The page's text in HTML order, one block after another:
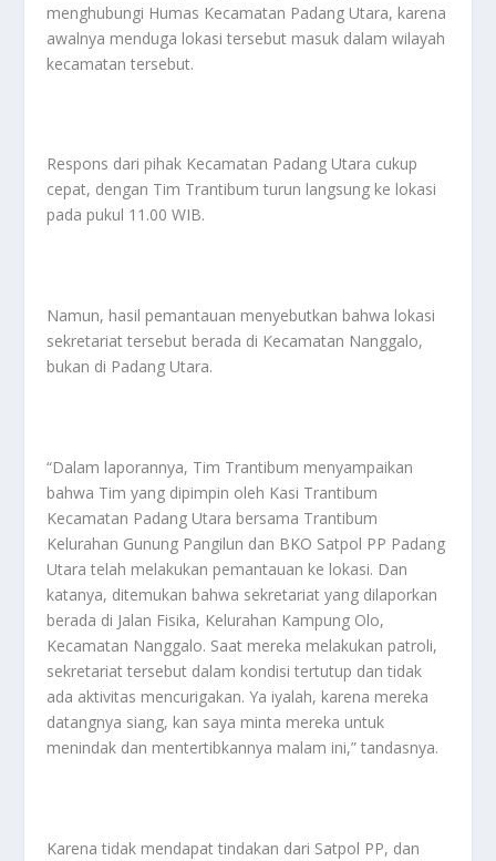
menghubungi Humas Kecamatan Padang Utara, karena
awalnya menduga lokasi tersebut masuk dalam wilayah
kecamatan tersebut.
Respons dari pihak Kecamatan Padang Utara cukup
cepat, dengan Tim Trantibum turun langsung ke lokasi
pada pukul 11.00 WIB.
Namun, hasil pemantauan menyebutkan bahwa lokasi
sekretariat tersebut berada di Kecamatan Nanggalo,
bukan di Padang Utara.
“Dalam laporannya, Tim Trantibum menyampaikan
bahwa Tim yang dipimpin oleh Kasi Trantibum
Kecamatan Padang Utara bersama Trantibum
Kelurahan Gunung Pangilun dan BKO Satpol PP Padang
Utara telah melakukan pemantauan ke lokasi. Dan
katanya, ditemukan bahwa sekretariat yang dilaporkan
berada di Jalan Fisika, Kelurahan Kampung Olo,
Kecamatan Nanggalo. Saat mereka melakukan patroli,
sekretariat tersebut dalam kondisi tertutup dan tidak
ada aktivitas mencurigakan. Ya iyalah, karena mereka
datangnya siang, kan saya minta mereka untuk
menindak dan mentertibkannya malam ini,” tandasnya.
Karena tidak mendapat tindakan dari Satpol PP, dan